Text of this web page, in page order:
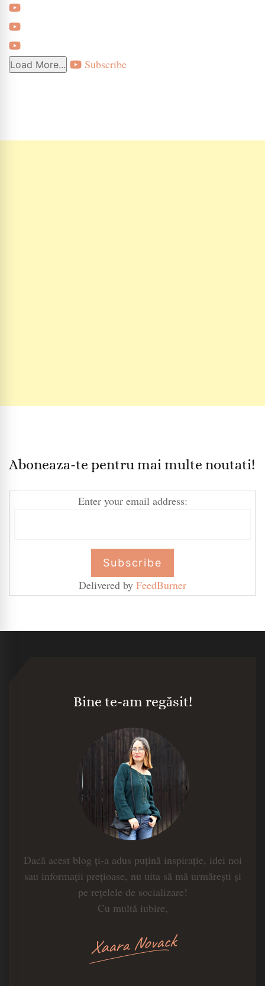
Load More... Subscribe
Aboneaza-te pentru mai multe noutati!
Enter your email address:
Delivered by FeedBurner
Bine te-am regăsit!
Dacă acest blog ți-a adus puțină inspirație, idei noi
sau informații prețioase, nu uita să mă urmărești și
pe rețelele de socializare!
Cu multă iubire,
Xaara Novack